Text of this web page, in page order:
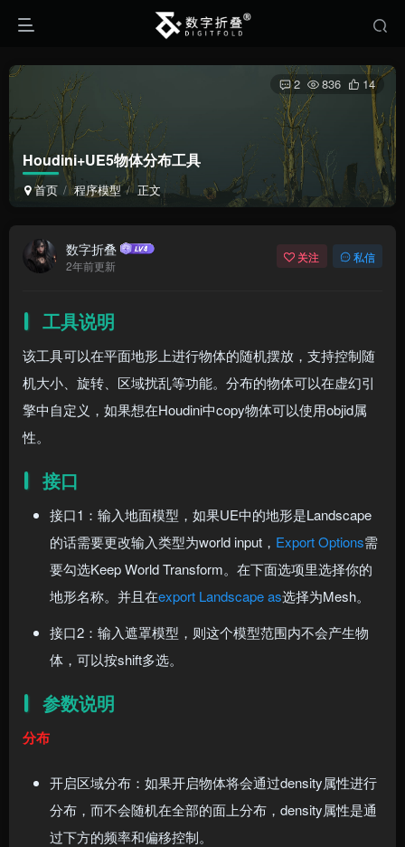
Houdini+UE5物体分布工具
首页 程序模型 正文
2 836 14
数字折叠
2年前更新
关注 私信
工具说明
该工具可以在平面地形上进行物体的随机摆放，支持控制随
机大小、旋转、区域扰乱等功能。分布的物体可以在虚幻引
擎中自定义，如果想在Houdini中copy物体可以使用objid属
性。
接口
接口1：输入地面模型，如果UE中的地形是Landscape
的话需要更改输入类型为world input， Export Options需
要勾选Keep World Transform。在下面选项里选择你的
地形名称。并且在export Landscape as选择为Mesh。
接口2：输入遮罩模型，则这个模型范围内不会产生物
体，可以按shift多选。
参数说明
分布
开启区域分布：如果开启物体将会通过density属性进行
分布，而不会随机在全部的面上分布，density属性是通
过下方的频率和偏移控制。